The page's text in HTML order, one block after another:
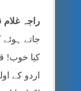
راجہ غلام
جاتے
کیا خوب!
اردو کے